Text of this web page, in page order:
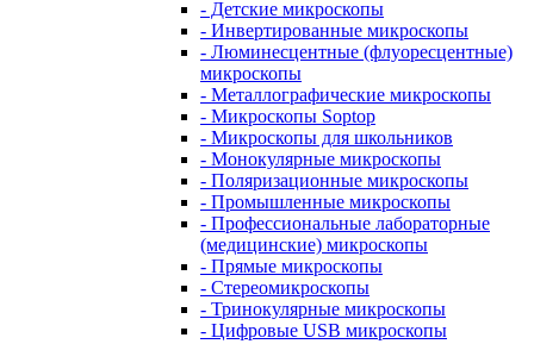
- Детские микроскопы
- Инвертированные микроскопы
- Люминесцентные (флуоресцентные)
микроскопы
- Металлографические микроскопы
- Микроскопы Soptop
- Микроскопы для школьников
- Монокулярные микроскопы
- Поляризационные микроскопы
- Промышленные микроскопы
- Профессиональные лабораторные
(медицинские) микроскопы
- Прямые микроскопы
- Стереомикроскопы
- Тринокулярные микроскопы
- Цифровые USB микроскопы